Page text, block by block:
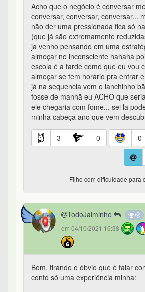
Acho que o negócio é conversar
conversar, conversar, conversar...
não der uma pressionada fica só
(que já são extremamente
ja venho pensando em uma
almoçar no inconsciente hahaha
escola é a tarde como que eu vou
almoçar se tem horário pra entrar
já na sequencia vem o lanchinho
fosse de manhã eu ACHO que
ele chegaria com fome... sei la
minha cabeça ano que vem
3 0 0
Filho com dificuldade para
TodoJaiminho
em 04/10/2021 16:38
Bom, tirando o óbvio que é falar
conto só uma experiência minha: